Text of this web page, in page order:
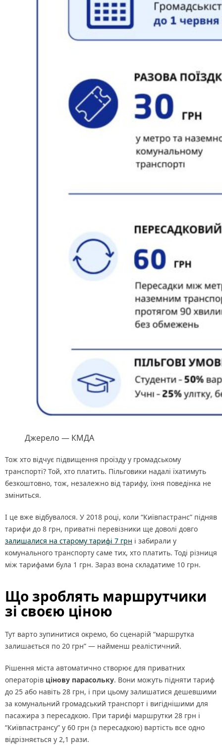
Джерело — КМДА
Тож хто відчує підвищення проїзду у громадському
транспорті? Той, хто платить. Пільговики надалі їхатимуть
безкоштовно, тож, незалежно від тарифу, їхня поведінка не
зміниться.
І це вже відбувалося. У 2018 році, коли “Київпастранс” підняв
тарифи до 8 грн, приватні перевізники ще доволі довго
залишалися на старому тарифі 7 грн і забирали у
комунального транспорту саме тих, хто платить. Тоді різниця
між тарифами була 1 грн. Зараз вона складатиме 10 грн.
Що зроблять маршрутчики
зі своєю ціною
Тут варто зупинитися окремо, бо сценарій “маршрутка
залишається по 20 грн” — найменш реалістичний.
Рішення міста автоматично створює для приватних
операторів цінову парасольку. Вони можуть підняти тариф
до 25 або навіть 28 грн, і при цьому залишатися дешевшими
за комунальний громадський транспорт і вигіднішими для
пасажира з пересадкою. При тарифі маршрутки 28 грн і
“Київпастрансу” у 60 грн (з пересадкою) вартість все одно
відрізняється у 2,1 рази.